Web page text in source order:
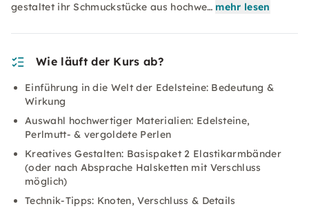
gestaltet ihr Schmuckstücke aus hochwe… mehr lesen
Wie läuft der Kurs ab?
Einführung in die Welt der Edelsteine: Bedeutung &
Wirkung
Auswahl hochwertiger Materialien: Edelsteine,
Perlmutt- & vergoldete Perlen
Kreatives Gestalten: Basispaket 2 Elastikarmbänder
(oder nach Absprache Halsketten mit Verschluss
möglich)
Technik-Tipps: Knoten, Verschluss & Details